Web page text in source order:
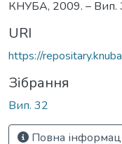
КНУБА, 2009. – Вип.
URI
https://
Зібрання
Вип. 32
Повна